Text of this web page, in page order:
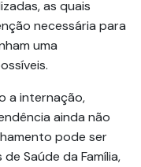
as quais
necessária para
uma
a internação,
ainda não
pode ser
Saúde da Família,